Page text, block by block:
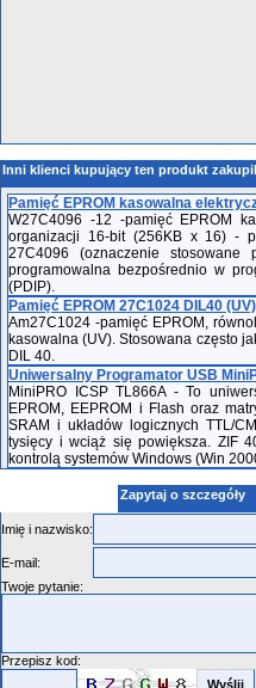
Inni klienci kupujący ten produkt
Pamięć EPROM kasowalna
W27C4096 -12 -pamięć EPROM
organizacji 16-bit (256KB x 16) -
27C4096 (oznaczenie
programowalna bezpośrednio w
(PDIP).
Pamięć EPROM 27C1024 DIL40
Am27C1024 -pamięć EPROM,
kasowalna (UV). Stosowana często
DIL 40.
Uniwersalny Programator USB
MiniPRO ICSP TL866A - To
EPROM, EEPROM i Flash oraz
SRAM i układów logicznych TTL/
tysięcy i wciąż się powiększa. ZIF
kontrolą systemów Windows (Win
Zapytaj o szczegóły
Imię i nazwisko:
E-mail:
Twoje pytanie:
Przepisz kod: